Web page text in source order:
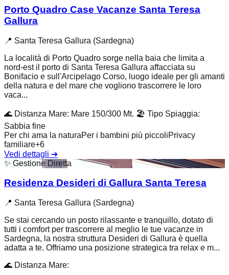
Porto Quadro Case Vacanze Santa Teresa
Gallura
📍 Santa Teresa Gallura (Sardegna)
La località di Porto Quadro sorge nella baia che limita a
nord-est il porto di Santa Teresa Gallura affacciata su
Bonifacio e sull'Arcipelago Corso, luogo ideale per gli amanti
della natura e del mare che vogliono trascorrere le loro
vaca...
🌊 Distanza Mare: Mare 150/300 Mt. 🏖️ Tipo Spiaggia:
Sabbia fine
Per chi ama la naturaPer i bambini più piccoliPrivacy
familiare+6
Vedi dettagli ➔
✨ Gestione Diretta
Residenza Desideri di Gallura Santa Teresa
📍 Santa Teresa Gallura (Sardegna)
Se stai cercando un posto rilassante e tranquillo, dotato di
tutti i comfort per trascorrere al meglio le tue vacanze in
Sardegna, la nostra struttura Desideri di Gallura è quella
adatta a te. Offriamo una posizione strategica tra relax e m...
🌊 Distanza Mare: